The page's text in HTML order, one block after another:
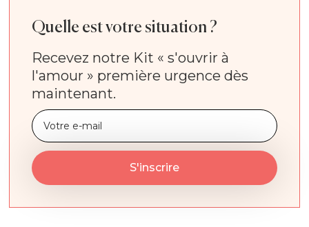
Quelle est votre situation ?
Recevez notre Kit « s'ouvrir à
l'amour » première urgence dès
maintenant.